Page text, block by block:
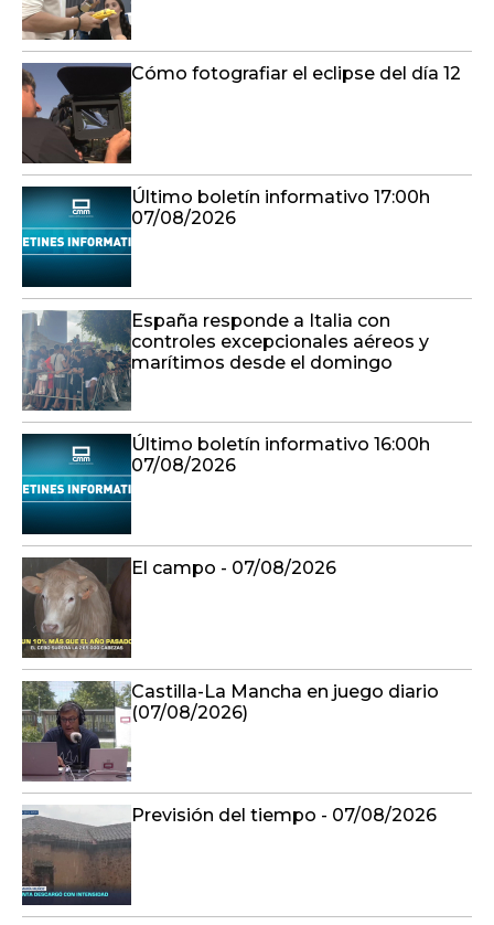
Cómo fotografiar el eclipse del día 12
Último boletín informativo 17:00h
07/08/2026
España responde a Italia con
controles excepcionales aéreos y
marítimos desde el domingo
Último boletín informativo 16:00h
07/08/2026
El campo - 07/08/2026
Castilla-La Mancha en juego diario
(07/08/2026)
Previsión del tiempo - 07/08/2026